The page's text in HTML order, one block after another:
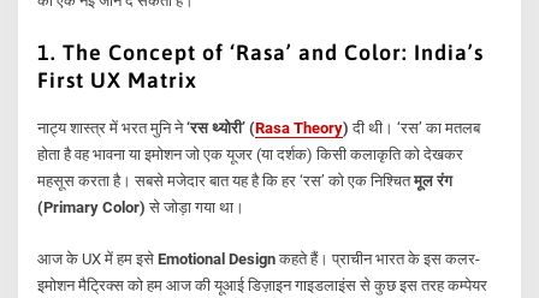
1. The Concept of ‘Rasa’ and Color: India’s
First UX Matrix
नाट्य शास्त्र में भरत मुनि ने‘रस थ्योरी’ (Rasa Theory) दी थी। ‘रस’ का मतलब
होता है वह भावना या इमोशन जो एक यूजर (या दर्शक) किसी कलाकृति को देखकर
महसूस करता है। सबसे मजेदार बात यह है कि हर ‘रस’ को एक निश्चितमूल रंग
(Primary Color) से जोड़ा गया था।
आज के UX में हम इसेEmotional Design कहते हैं। प्राचीन भारत के इस कलर-
इमोशन मैट्रिक्स को हम आज की यूआई डिज़ाइन गाइडलाइंस से कुछ इस तरह कम्पेयर